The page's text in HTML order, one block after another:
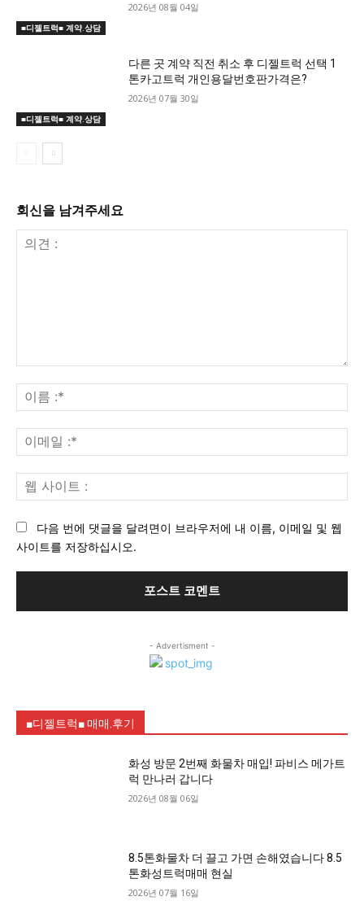
■디젤트럭■ 계약.상담
2026년 08월 04일
■디젤트럭■ 계약.상담
다른 곳 계약 직전 취소 후 디젤트럭 선택 1
톤카고트럭 개인용달번호판가격은?
2026년 07월 30일
회신을 남겨주세요
견
:
름
:*
메
일
사
다음 번에 댓글을 달려면이 브라우저에 내 이름, 이메일 및 웹
사이트를 저장하십시오.
- Advertisment -
■디젤트럭■ 매매.후기
화성 방문 2번째 화물차 매입! 파비스 메가트
럭 만나러 갑니다
2026년 08월 06일
8.5톤화물차 더 끌고 가면 손해였습니다 8.5
톤화성트럭매매 현실
2026년 07월 16일